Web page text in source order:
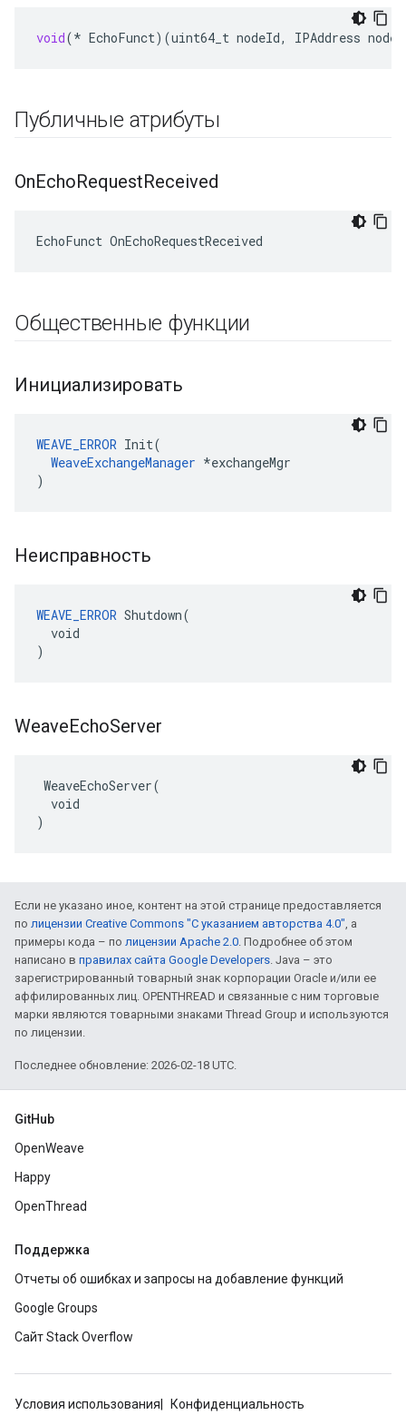
void(* EchoFunct)(uint64_t nodeId, IPAddress
Публичные атрибуты
OnEchoRequestReceived
EchoFunct OnEchoRequestReceived
Общественные функции
Инициализировать
WEAVE_ERROR Init(
WeaveExchangeManager *exchangeMgr
)
Неисправность
WEAVE_ERROR Shutdown(
  void
)
WeaveEchoServer
WeaveEchoServer(
  void
)
Если не указано иное, контент на этой странице предоставляется
по лицензии Creative Commons "С указанием авторства 4.0", а
примеры кода – по лицензии Apache 2.0. Подробнее об этом
написано в правилах сайта Google Developers. Java – это
зарегистрированный товарный знак корпорации Oracle и/или ее
аффилированных лиц. OPENTHREAD и связанные с ним торговые
марки являются товарными знаками Thread Group и используются
по лицензии.
Последнее обновление: 2026-02-18 UTC.
GitHub
OpenWeave
Happy
OpenThread
Поддержка
Отчеты об ошибках и запросы на добавление функций
Google Groups
Сайт Stack Overflow
Условия использования
Конфиденциальность